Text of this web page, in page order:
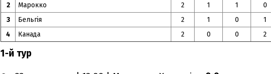
2
Марокко 2 1 1 0
3
Бельгія 2 1 0 1
4
Канада 2 0 0 2
1-й тур